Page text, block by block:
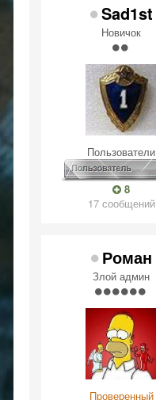
Sad1st
Новичок
Пользователи
8
17 сообщений
Роман
Злой админ
Проверенный